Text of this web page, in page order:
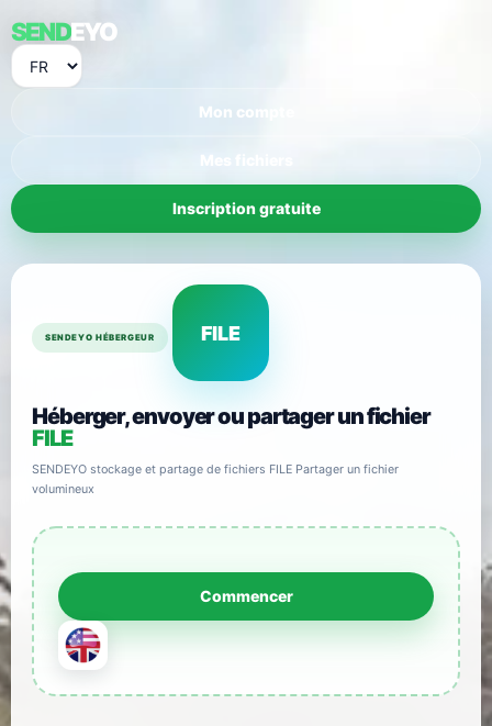
SENDEYO
Mon compte
Mes fichiers
Inscription gratuite
SENDEYO HÉBERGEUR FILE
Héberger, envoyer ou partager un fichier
FILE
SENDEYO stockage et partage de fichiers FILE Partager un fichier
volumineux